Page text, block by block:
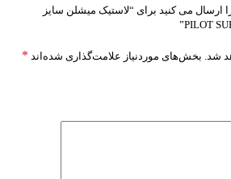
ارسال می کنید برای “لاستیک میشلن سایز
شد. بخش‌های موردنیاز علامت‌گذاری شده‌اند *